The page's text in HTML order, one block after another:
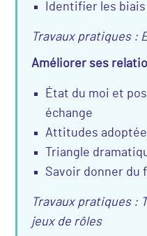
Identifier les
Travaux pratiques :
Améliorer ses
État du moi et
échange
Attitudes
Triangle
Savoir donner du
Travaux pratiques :
jeux de rôles